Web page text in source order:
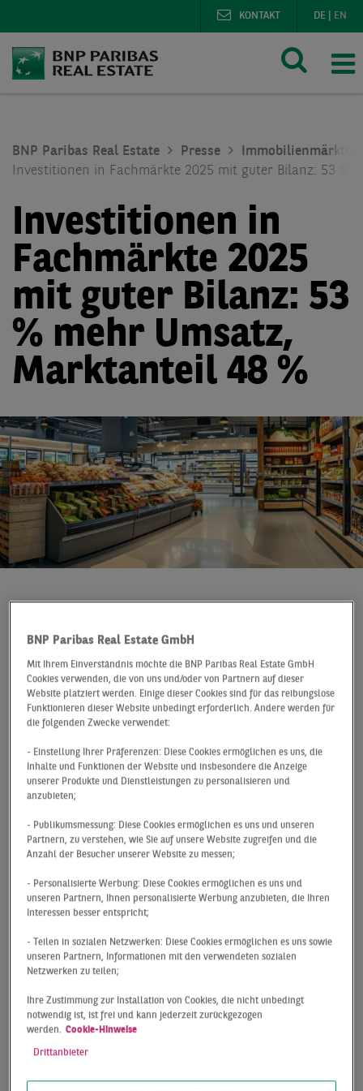
DE EN
KONTAKT
BNP Paribas Real Estate Presse
Immobilienmärkte
Investitionen in Fachmärkte 2025 mit guter Bilanz: 53 %
Investitionen in
Fachmärkte 2025
mit guter Bilanz: 53
% mehr Umsatz,
Marktanteil 48 %
Das Investmentvolumen für Fachmärkte ist im Jahr
diese für gut 48 % der bundesweiten
Einzelhandelsinvestments verantwortlich zeichnen
(ggü. 32 % Marktanteil 2024).Dies ergibt der Grocery-
Investmentmarkt-Report, den BNP Paribas Real Estate
jetzt erneut veröffentlicht hat.
„Einen wesentlichen Beitrag zum guten Resultat
zentren, die im zweiten Jahr in Folge mit rund 1 Mrd. €
(anteilig gut 33 %) am Marktgeschehen beteiligt waren,
Three Lions Portfolio. Deutlich beschleunigt hat sich die
Marktdynamik bei Supermärkten und Discountern mit
von der Porta-Übernahme durch XXXLutz erzielt die
Non-Food Fachmarktsparte eines der besten jemals
Resultat bei“, erläutert Christoph Scharf,
Geschäftsführer der BNP Paribas Real Estate GmbH und
Head of Retail Services.
BNP Paribas Real Estate GmbH
Mit Ihrem Einverständnis möchte die BNP Paribas Real Estate GmbH
Cookies verwenden, die von uns und/oder von Partnern auf dieser
Website platziert werden. Einige dieser Cookies sind für das reibungslose
Funktionieren dieser Website unbedingt erforderlich. Andere werden für
die folgenden Zwecke verwendet:
- Einstellung Ihrer Präferenzen: Diese Cookies ermöglichen es uns, die
Inhalte und Funktionen der Website und insbesondere die Anzeige
unserer Produkte und Dienstleistungen zu personalisieren und
anzubieten;
- Publikumsmessung: Diese Cookies ermöglichen es uns und unseren
Partnern, zu verstehen, wie Sie auf unsere Website zugreifen und die
Anzahl der Besucher unserer Website zu messen;
- Personalisierte Werbung: Diese Cookies ermöglichen es uns und
unseren Partnern, Ihnen personalisierte Werbung anzubieten, die Ihren
Interessen besser entspricht;
- Teilen in sozialen Netzwerken: Diese Cookies ermöglichen es uns sowie
unseren Partnern, Informationen mit den verwendeten sozialen
Netzwerken zu teilen;
Ihre Zustimmung zur Installation von Cookies, die nicht unbedingt
notwendig ist, ist frei und kann jederzeit zurückgezogen
werden. Cookie-Hinweise
Drittanbieter